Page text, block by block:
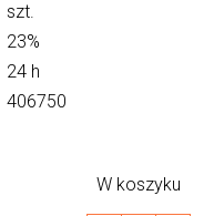
szt.
23%
24 h
406750
W koszyku